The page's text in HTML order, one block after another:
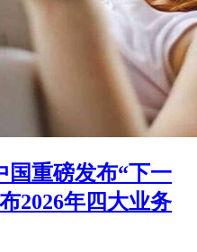
国重磅发布“下一
2026年四大业务